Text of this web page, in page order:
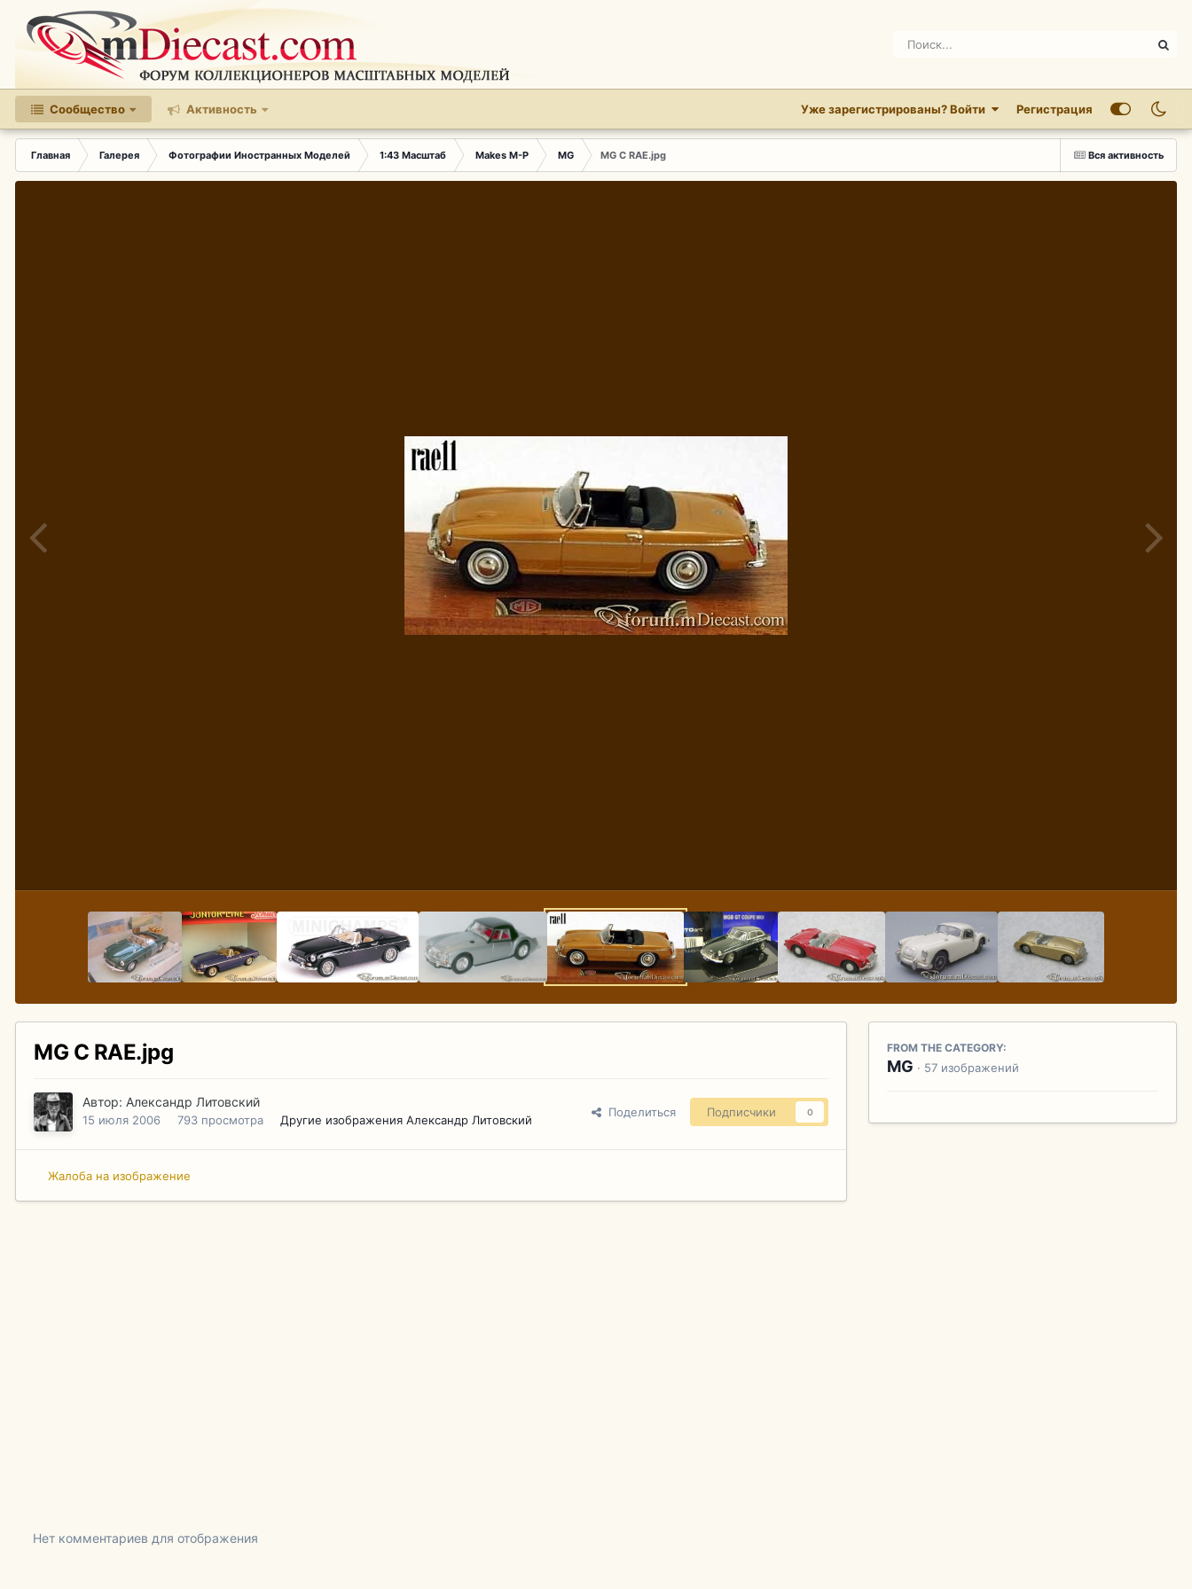
Сообщество Активность Уже зарегистрированы? Войти Регистрация
Вся активность
Главная Галерея Фотографии Иностранных Моделей 1:43 Масштаб Makes M-P MG MG C RAE.jpg
MG C RAE.jpg
Автор: Александр Литовский
15 июля 2006 793 просмотра Другие изображения Александр Литовский
Поделиться Подписчики 0
Жалоба на изображение
FROM THE CATEGORY:
MG · 57 изображений
Нет комментариев для отображения